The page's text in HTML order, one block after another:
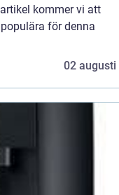
kommer vi att
för denna
02 augusti